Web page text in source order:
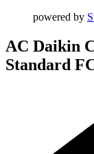
powered by
AC Daikin
Standard